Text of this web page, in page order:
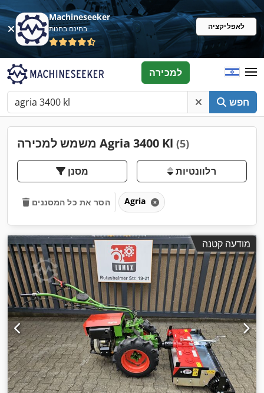
Machineseeker
בחינם בחנות לאפליקציה
חפש
למכירה
משמש למכירה Agria 3400 Kl (5)
מסנן רלוונטיות
הסר את כל המסננים Agria
מודעה קטנה